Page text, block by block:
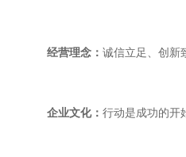
经营理念： 诚信立足、创新
企业文化： 行动是成功的开